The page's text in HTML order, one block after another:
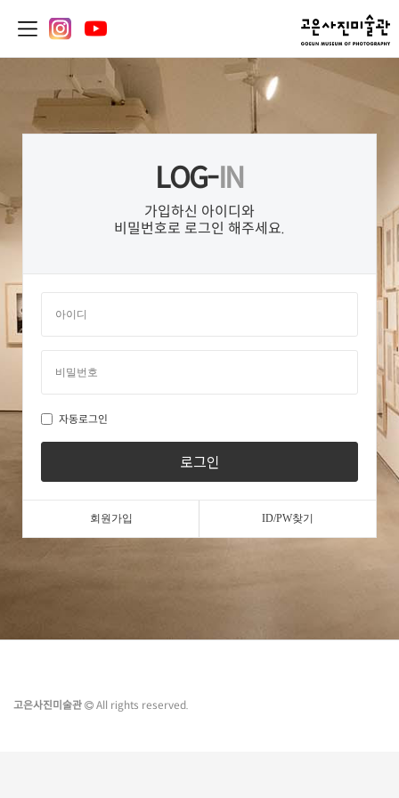
LOG-IN
가입하신 아이디와
비밀번호로 로그인 해주세요.
자동로그인
로그인
회원가입 ID/PW찾기
고은사진미술관 All rights reserved.